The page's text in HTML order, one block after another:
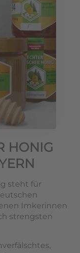
HONIG
steht für
Imkerinnen
strengsten